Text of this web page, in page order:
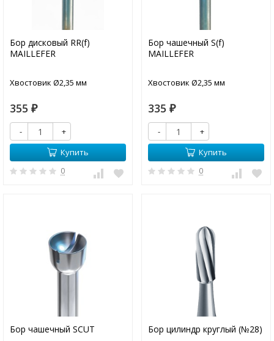
Бор дисковый RR(f)
MAILLEFER
Хвостовик Ø2,35 мм
355 ₽
-
+
Купить
0
Бор чашечный S(f)
MAILLEFER
Хвостовик Ø2,35 мм
335 ₽
-
+
Купить
0
Бор чашечный SCUT Бор цилиндр круглый (№28)